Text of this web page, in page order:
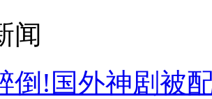
闻
倒!国外神剧被